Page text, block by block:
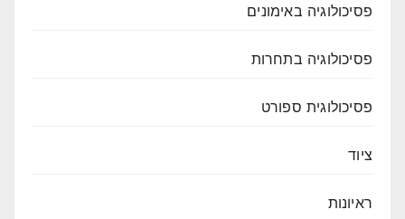
פסיכולוגיה באימונים
פסיכולוגיה בתחרות
פסיכולוגית ספורט
ציוד
ראיונות